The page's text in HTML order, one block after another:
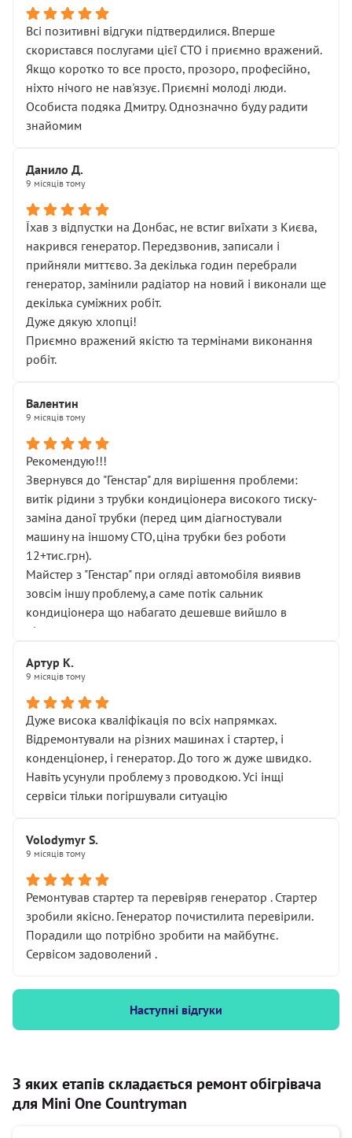
Всі позитивні відгуки підтвердилися. Вперше
скористався послугами цієї СТО і приємно вражений.
Якщо коротко то все просто, прозоро, професійно,
ніхто нічого не нав'язує. Приємні молоді люди.
Особиста подяка Дмитру. Однозначно буду радити
знайомим
Данило Д.
9 місяців тому
Їхав з відпустки на Донбас, не встиг виїхати з Києва,
накрився генератор. Передзвонив, записали і
прийняли миттєво. За декілька годин перебрали
генератор, замінили радіатор на новий і виконали ще
декілька суміжних робіт.
Дуже дякую хлопці!
Приємно вражений якістю та термінами виконання
робіт.
Валентин
9 місяців тому
Рекомендую!!!
Звернувся до "Генстар" для вирішення проблеми:
витік рідини з трубки кондиціонера високого тиску-
заміна даної трубки (перед цим діагностували
машину на іншому СТО,ціна трубки без роботи
12+тис.грн).
Майстер з "Генстар" при огляді автомобіля виявив
зовсім іншу проблему,а саме потік сальник
кондиціонера що набагато дешевше вийшло в
підсумку.
Артур К.
9 місяців тому
Дуже висока кваліфікація по всіх напрямках.
Відремонтували на різних машинах і стартер, і
конденціонер, і генератор. До того ж дуже швидко.
Навіть усунули проблему з проводкою. Усі інщі
сервіси тільки погіршували ситуацію
Volodymyr S.
9 місяців тому
Ремонтував стартер та перевіряв генератор . Стартер
зробили якісно. Генератор почистилита перевірили.
Порадили що потрібно зробити на майбутнє.
Сервісом задоволений .
Наступні відгуки
З яких етапів складається ремонт обігрівача
для Mini One Countryman